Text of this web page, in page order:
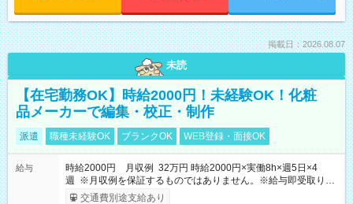
掲載日：2026.08.07
未読
【在宅勤務OK】時給2000円！未経験OK！化粧
品メーカーで編集・校正・制作
派遣 職種未経験OK ブランクOK WEB登録・面接OK
給与
時給2000円 月収例 32万円 時給2000円×実働8h×週5日×4
週 ※月収例を保証するものではありません。※給与即受取りサ
ービス利用可（利用条件有）
交通費別途支給あり